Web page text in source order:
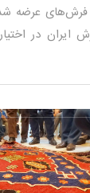
۱۶:۳۰ تا ۱۸:۳۰ برگزار خواهد شد.
در